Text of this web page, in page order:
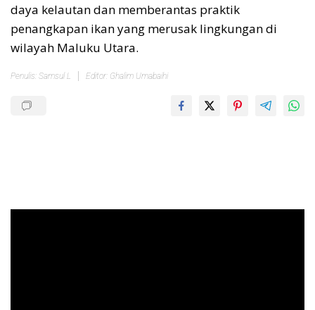
daya kelautan dan memberantas praktik
penangkapan ikan yang merusak lingkungan di
wilayah Maluku Utara.
Penulis: Samsul L Editor: Ghalim Umabaihi